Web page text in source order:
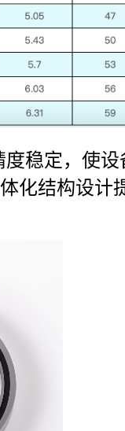
稳定，使设
化结构设计